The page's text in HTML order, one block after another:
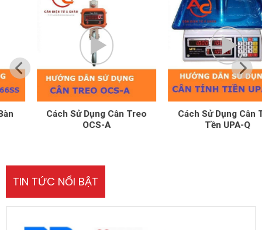
Cách Sử Dụng Cân Treo
Cách Sử Dụng Cân Tính
Tền UPA-Q
TIN TỨC NỔI BẬT